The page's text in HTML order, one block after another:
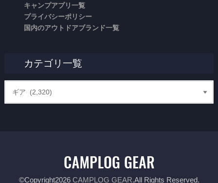
キャンプアプリ一覧
プライバシーポリシー
国内のアウトドアブランド一覧
カテゴリ一覧
©Copyright2026 CAMPLOG GEAR.All Rights Reserved.